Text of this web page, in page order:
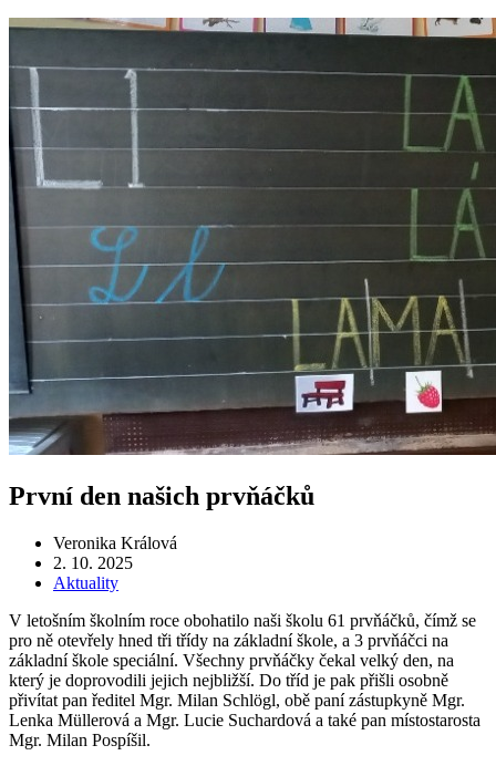
První den našich prvňáčků
Veronika Králová
2. 10. 2025
Aktuality
V letošním školním roce obohatilo naši školu 61 prvňáčků, čímž se
pro ně otevřely hned tři třídy na základní škole, a 3 prvňáčci na
základní škole speciální. Všechny prvňáčky čekal velký den, na
který je doprovodili jejich nejbližší. Do tříd je pak přišli osobně
přivítat pan ředitel Mgr. Milan Schlögl, obě paní zástupkyně Mgr.
Lenka Müllerová a Mgr. Lucie Suchardová a také pan místostarosta
Mgr. Milan Pospíšil.